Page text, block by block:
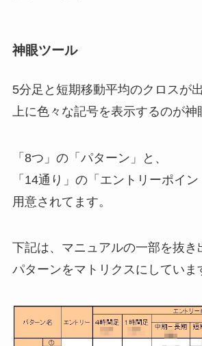
神眼ツール
5分足と短期移動平均のクロスが
上に色々な記号を表示するのが神
「8つ」の「パターン」と、
「14通り」の「エントリーポイ
用意されてます。
下記は、マニュアルの一部を抜き
パターンをマトリクスにしていま